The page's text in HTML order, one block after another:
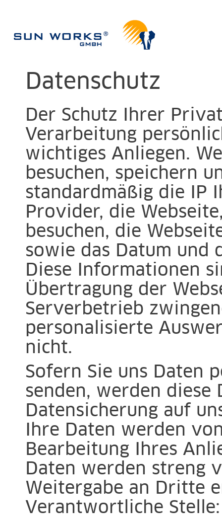
Datenschutz
Der Schutz Ihrer
Verarbeitung
wichtiges Anliegen.
besuchen, speichern
standardmäßig die IP
Provider, die
besuchen, die
sowie das Datum und
Diese Informationen
Übertragung der
Serverbetrieb
personalisierte
nicht.
Sofern Sie uns Daten
senden, werden diese
Datensicherung auf
Ihre Daten werden
Bearbeitung Ihres
Daten werden streng
Weitergabe an Dritte
Verantwortliche Stelle: